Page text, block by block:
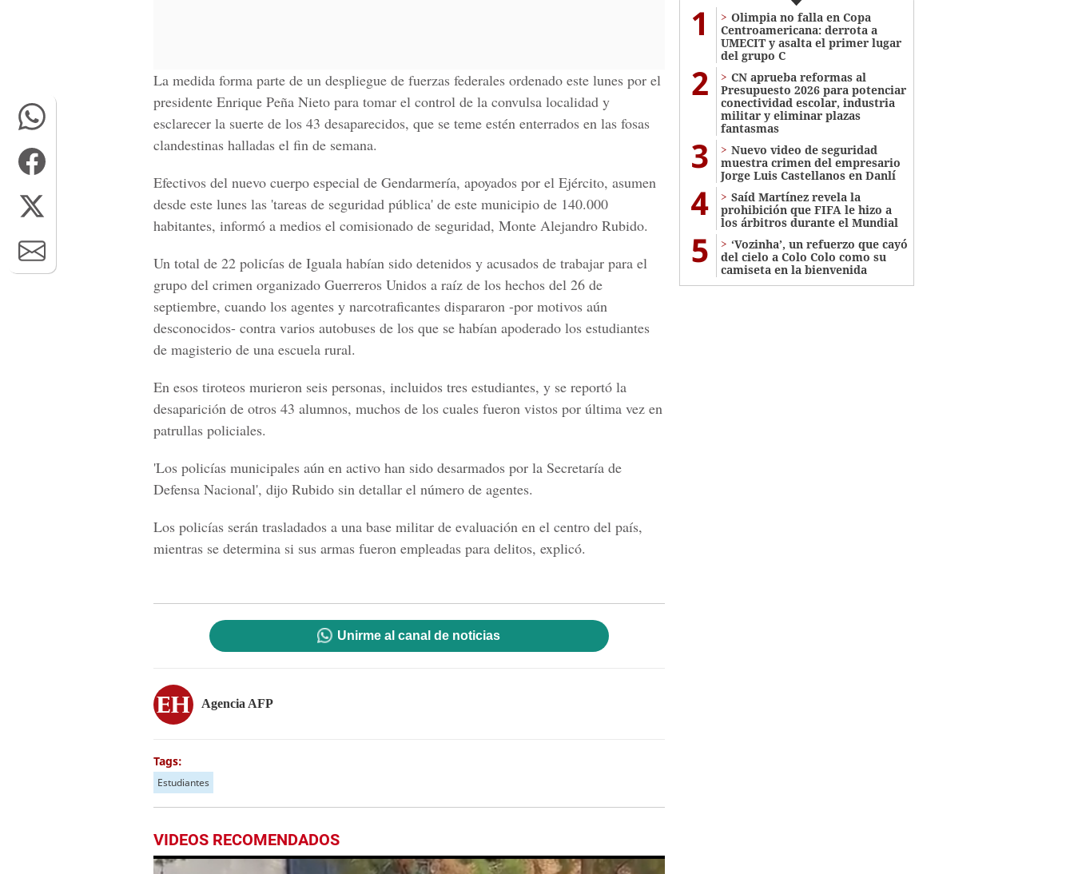
La medida forma parte de un despliegue de fuerzas federales ordenado este lunes por el
presidente Enrique Peña Nieto para tomar el control de la convulsa localidad y
esclarecer la suerte de los 43 desaparecidos, que se teme estén enterrados en las fosas
clandestinas halladas el fin de semana.
Efectivos del nuevo cuerpo especial de Gendarmería, apoyados por el Ejército, asumen
desde este lunes las 'tareas de seguridad pública' de este municipio de 140.000
habitantes, informó a medios el comisionado de seguridad, Monte Alejandro Rubido.
Un total de 22 policías de Iguala habían sido detenidos y acusados de trabajar para el
grupo del crimen organizado Guerreros Unidos a raíz de los hechos del 26 de
septiembre, cuando los agentes y narcotraficantes dispararon -por motivos aún
desconocidos- contra varios autobuses de los que se habían apoderado los estudiantes
de magisterio de una escuela rural.
En esos tiroteos murieron seis personas, incluidos tres estudiantes, y se reportó la
desaparición de otros 43 alumnos, muchos de los cuales fueron vistos por última vez en
patrullas policiales.
'Los policías municipales aún en activo han sido desarmados por la Secretaría de
Defensa Nacional', dijo Rubido sin detallar el número de agentes.
Los policías serán trasladados a una base militar de evaluación en el centro del país,
mientras se determina si sus armas fueron empleadas para delitos, explicó.
Unirme al canal de noticias
Agencia AFP
Tags:
Estudiantes
VIDEOS RECOMENDADOS
1
Olimpia no falla en Copa
Centroamericana: derrota a
UMECIT y asalta el primer lugar
del grupo C
2
CN aprueba reformas al
Presupuesto 2026 para potenciar
conectividad escolar, industria
militar y eliminar plazas
fantasmas
3
Nuevo video de seguridad
muestra crimen del empresario
Jorge Luis Castellanos en Danlí
4
Saíd Martínez revela la
prohibición que FIFA le hizo a
los árbitros durante el Mundial
5
‘Vozinha’, un refuerzo que cayó
del cielo a Colo Colo como su
camiseta en la bienvenida